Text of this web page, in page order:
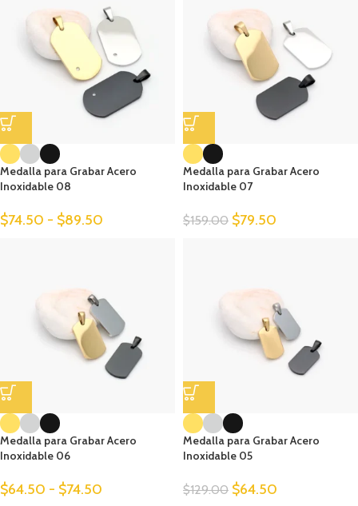
Medalla para Grabar Acero
Inoxidable 08
$74.50 - $89.50
Medalla para Grabar Acero
Inoxidable 07
$159.00 $79.50
Medalla para Grabar Acero
Inoxidable 06
$64.50 - $74.50
Medalla para Grabar Acero
Inoxidable 05
$129.00 $64.50